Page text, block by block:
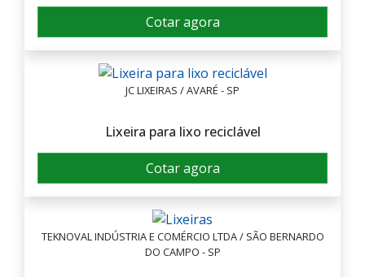
Cotar agora
JC LIXEIRAS / AVARÉ - SP
Lixeira para lixo reciclável
Cotar agora
TEKNOVAL INDÚSTRIA E COMÉRCIO LTDA / SÃO BERNARDO
DO CAMPO - SP